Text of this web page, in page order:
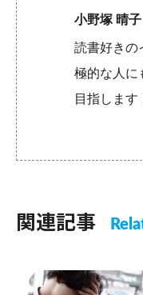
小野塚 晴子
読書好きの
極的な人に
目指します
関連記事